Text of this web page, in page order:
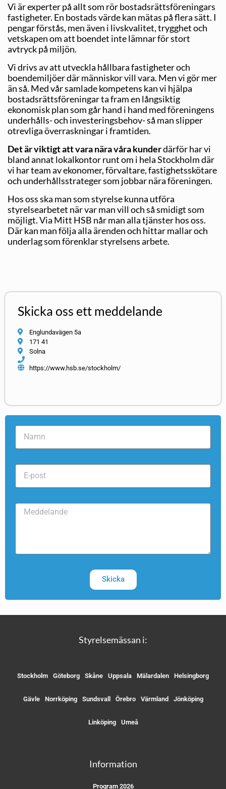
Vi är experter på allt som rör bostadsrättsföreningars
fastigheter. En bostads värde kan mätas på flera sätt. I
pengar förstås, men även i livskvalitet, trygghet och
vetskapen om att boendet inte lämnar för stort
avtryck på miljön.
Vi drivs av att utveckla hållbara fastigheter och
boendemiljöer där människor vill vara. Men vi gör mer
än så. Med vår samlade kompetens kan vi hjälpa
bostadsrättsföreningar ta fram en långsiktig
ekonomisk plan som går hand i hand med föreningens
underhålls- och investeringsbehov- så man slipper
otrevliga överraskningar i framtiden.
Det är viktigt att vara nära våra kunderdärför har vi
bland annat lokalkontor runt om i hela Stockholm där
vi har team av ekonomer, förvaltare, fastighetsskötare
och underhållsstrateger som jobbar nära föreningen.
Hos oss ska man som styrelse kunna utföra
styrelsearbetet när var man vill och så smidigt som
möjligt. Via Mitt HSB når man alla tjänster hos oss.
Där kan man följa alla ärenden och hittar mallar och
underlag som förenklar styrelsens arbete.
Skicka oss ett meddelande
Englundavägen 5a
171 41
Solna
https://www.hsb.se/stockholm/
Skicka
Styrelsemässan i:
Stockholm Göteborg Skåne Uppsala Mälardalen Helsingborg
Gävle Norrköping Sundsvall Örebro Värmland Jönköping
Linköping Umeå
Information
Program 2026